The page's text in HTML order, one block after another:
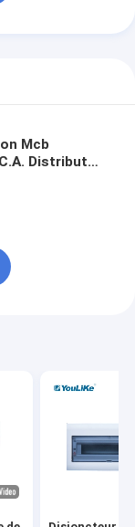
Mcb
Distribut